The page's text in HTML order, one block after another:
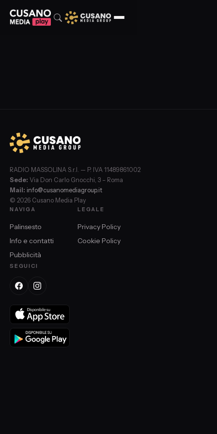
RADIO MASSOLINA S.r.l. — P. IVA 11489861002
Sede: Via Don Carlo Gnocchi, 3 – Roma
Mail: info@cusanomediagroup.it
© 2026 Cusano Media Play
NAVIGA
Palinsesto
Info e contatti
Pubblicità
LEGALE
Privacy Policy
Cookie Policy
SEGUICI